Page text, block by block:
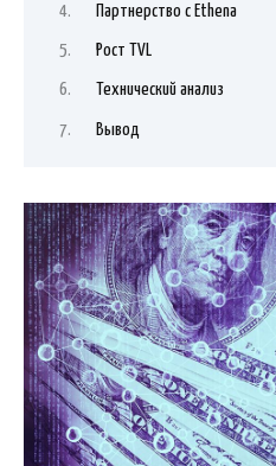
Партнерство с Ethena
Рост TVL
Технический анализ
Вывод